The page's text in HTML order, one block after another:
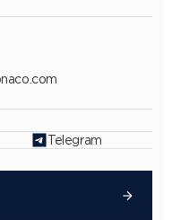
Telegram